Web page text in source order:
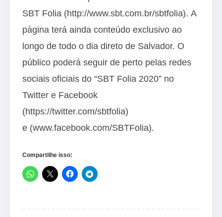
SBT Folia (http://www.sbt.com.br/sbtfolia). A
página terá ainda conteúdo exclusivo ao
longo de todo o dia direto de Salvador. O
público poderá seguir de perto pelas redes
sociais oficiais do “SBT Folia 2020” no
Twitter e Facebook
(https://twitter.com/sbtfolia)
e (www.facebook.com/SBTFolia).
Compartilhe isso: